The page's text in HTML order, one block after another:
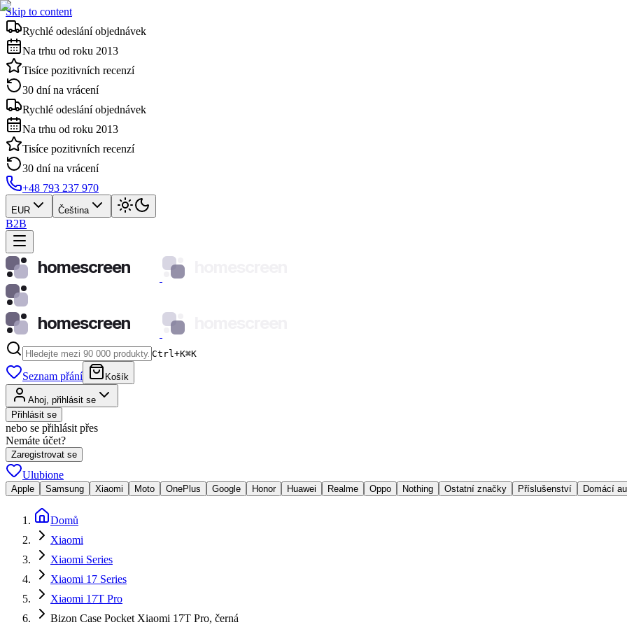
Skip to content
Rychlé odeslání objednávek
Na trhu od roku 2013
Tisíce pozitivních recenzí
30 dní na vrácení
Rychlé odeslání objednávek
Na trhu od roku 2013
Tisíce pozitivních recenzí
30 dní na vrácení
+48 793 237 970
EUR Čeština
B2B
homescreen
homescreen
Ctrl+K⌘K
Seznam přání Košík
Ahoj, přihlásit se
Přihlásit se
nebo se přihlásit přes
Nemáte účet?
Zaregistrovat se
Ulubione
Apple Samsung Xiaomi Moto OnePlus Google Honor Huawei Realme Oppo Nothing Ostatní značky Příslušenství Domácí
Domů
Xiaomi
Xiaomi Series
Xiaomi 17 Series
Xiaomi 17T Pro
Bizon Case Pocket Xiaomi 17T Pro, černá